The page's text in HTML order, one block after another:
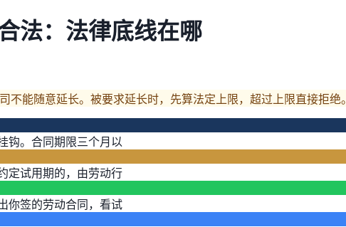
法：法律底线在哪
不能随意延长。被要求延长时，先算法定上限，超过上限直接拒绝。
钩。合同期限三个月以
定试用期的，由劳动行
你签的劳动合同，看试